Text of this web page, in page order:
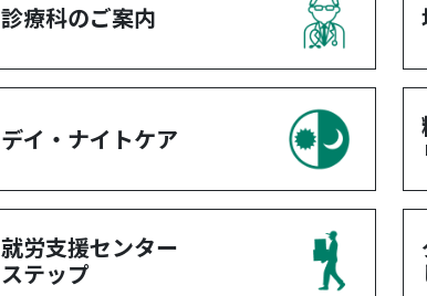
診療科のご案内
デイ・ナイトケア
就労支援センター
ステップ